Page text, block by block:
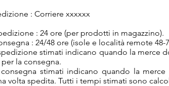
: Corriere xxxxxx
: 24 ore (per prodotti in magazzino).
: 24/48 ore (isole e località remote 48-
stimati indicano quando la merce
la consegna.
stimati indicano quando la merce
volta spedita. Tutti i tempi stimati sono